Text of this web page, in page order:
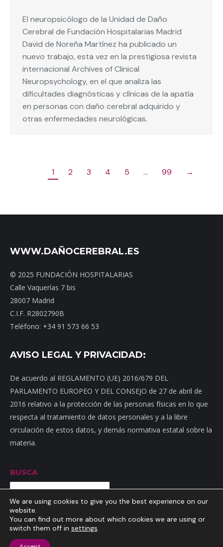
El neuropsicólogo de la Unidad de Daño
Cerebral de Fundación Hospitalarias Madrid
David de Noreña Martínez ha publicado un
nuevo trabajo, esta vez en la prestigiosa revista
internacional Archives of Clinical
Neuropsychology, en el que analiza las
dificultades diagnósticas y clínicas de la apatía
en personas con daño cerebral adquirido y
otras enfermedades neurológicas.
1 2 3 4 5 … 99 →
WWW.DAÑOCEREBRAL.ES
© 2025 FUNDACIÓN HOSPITALARIAS
Calle Vaquerías 7 bis
28007 Madrid
C.I.F. R2802790B
Teléfono: +34 91 573 66 53
AVISO LEGAL Y PRIVACIDAD:
De acuerdo al REGLAMENTO (UE) 2016/679 DEL
PARLAMENTO EUROPEO Y DEL CONSEJO de 27 de abril de
2016 relativo a la protección de las personas físicas en lo que
respecta al tratamiento de datos personales y a la libre
circulación de estos datos, y demás normativa estatal sobre la
materia.
BUSCA
Buscar
Inicio Mapa web
We are using cookies to give you the best experience on our
website.
You can find out more about which cookies we are using or
switch them off in settings.